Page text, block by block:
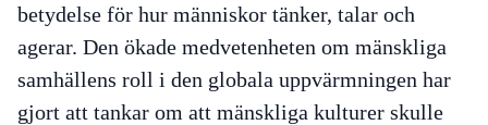
betydelse för hur människor tänker, talar och
agerar. Den ökade medvetenheten om mänskliga
samhällens roll i den globala uppvärmningen har
gjort att tankar om att mänskliga kulturer skulle